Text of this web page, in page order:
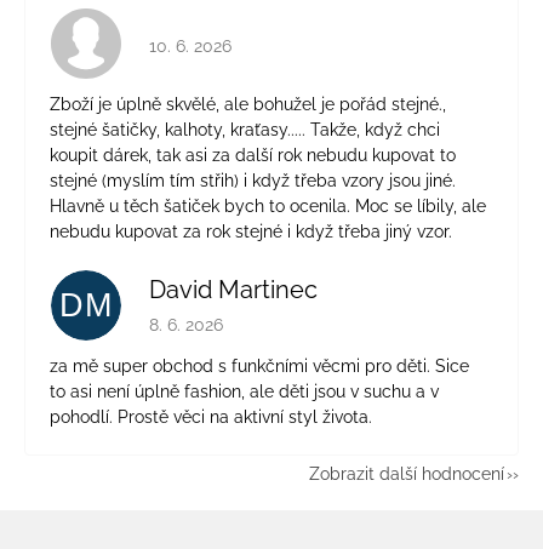
Hodnocení obchodu je 4 z 5 hvězdiček.
10. 6. 2026
Zboží je úplně skvělé, ale bohužel je pořád stejné.,
stejné šatičky, kalhoty, kraťasy..... Takže, když chci
koupit dárek, tak asi za další rok nebudu kupovat to
stejné (myslím tím střih) i když třeba vzory jsou jiné.
Hlavně u těch šatiček bych to ocenila. Moc se líbily, ale
nebudu kupovat za rok stejné i když třeba jiný vzor.
DM David Martinec
Hodnocení obchodu je 5 z 5 hvězdiček.
8. 6. 2026
za mě super obchod s funkčními věcmi pro děti. Sice
to asi není úplně fashion, ale děti jsou v suchu a v
pohodlí. Prostě věci na aktivní styl života.
Zobrazit další hodnocení